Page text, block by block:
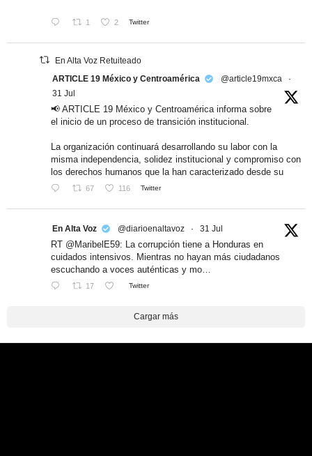
1 2 Twitter
En Alta Voz Retuiteado
ARTICLE 19 México y Centroamérica
@article19mxca
·
31 Jul
📢 ARTICLE 19 México y Centroamérica informa sobre
el inicio de un proceso de transición institucional.
La organización continuará desarrollando su labor con la
misma independencia, solidez institucional y compromiso con
los derechos humanos que la han caracterizado desde su
67 116 Twitter
En Alta Voz @diarioenaltavoz · 31 Jul
RT @MaribelE59: La corrupción tiene a Honduras en
cuidados intensivos. Mientras no hayan más ciudadanos
escuchando a voces auténticas y mo…
17 Twitter
Cargar más